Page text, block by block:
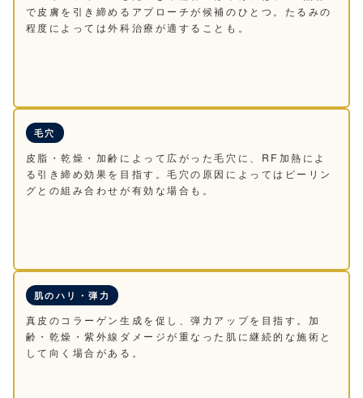
で皮膚を引き締めるアプローチが候補のひとつ。たるみの
程度によっては外科治療が適することも。
毛穴
皮脂・乾燥・加齢によって広がった毛穴に、RF加熱によ
る引き締め効果を目指す。毛穴の原因によってはピーリン
グとの組み合わせが有効な場合も。
肌のハリ・弾力
真皮のコラーゲン生成を促し、弾力アップを目指す。加
齢・乾燥・紫外線ダメージが重なった肌に継続的な施術と
して向く場合がある。